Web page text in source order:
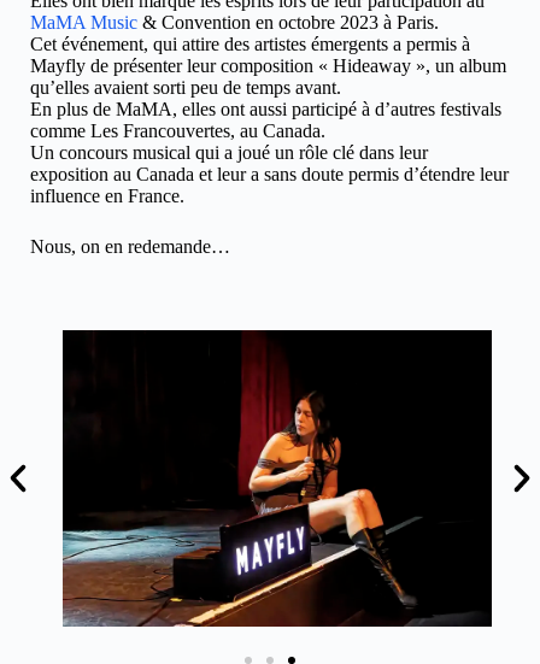
MaMA Music & Convention en octobre 2023 à Paris.
Cet événement, qui attire des artistes émergents a permis à
Mayfly de présenter leur composition « Hideaway », un album
qu’elles avaient sorti peu de temps avant.
En plus de MaMA, elles ont aussi participé à d’autres festivals
comme Les Francouvertes, au Canada.
Un concours musical qui a joué un rôle clé dans leur
exposition au Canada et leur a sans doute permis d’étendre leur
influence en France.
Nous, on en redemande…